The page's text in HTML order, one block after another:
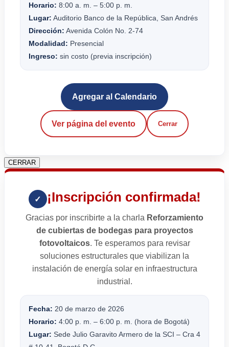
Horario: 8:00 a. m. – 5:00 p. m.
Lugar: Auditorio Banco de la República, San Andrés
Dirección: Avenida Colón No. 2-74
Modalidad: Presencial
Ingreso: sin costo (previa inscripción)
Agregar al Calendario
Ver página del evento Cerrar
CERRAR
✓ ¡Inscripción confirmada!
Gracias por inscribirte a la charla Reforzamiento
de cubiertas de bodegas para proyectos
fotovoltaicos. Te esperamos para revisar
soluciones estructurales que viabilizan la
instalación de energía solar en infraestructura
industrial.
Fecha: 20 de marzo de 2026
Horario: 4:00 p. m. – 6:00 p. m. (hora de Bogotá)
Lugar: Sede Julio Garavito Armero de la SCI – Cra 4